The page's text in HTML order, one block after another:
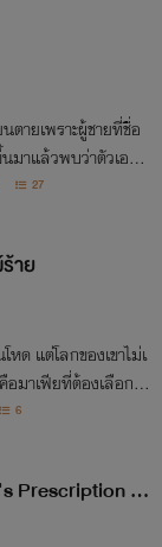
นตายเพราะผู้ชายที่ชื่อ
าแล้วพบว่าตัวเองอ
ลันจึงไม่คิดรักเขาอีก
ารักกลับมา เธอจะไ
27
าย
หด แต่โลกของเขาไม่เ
อมาเฟียที่ต้องเลือกระ
ส่วนเธอ… เลือกจะเ
าให้ถึงที่สุด
6
Prescription -